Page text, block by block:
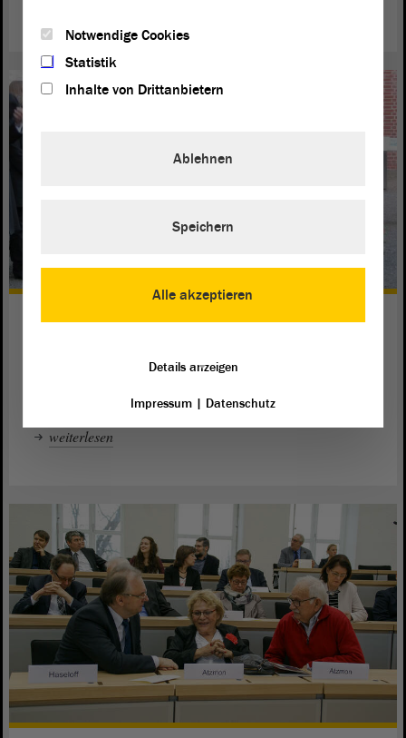
Holocaustgedenktag 2017 in Halle
„Roter Ochse“ und Franckesche Stiftungen: Orte des
Opfergedenkens fürLandtag undLandesregierung
weiterlesen
Notwendige Cookies
Statistik
Inhalte von Drittanbietern
Alle akzeptieren
Ablehnen
Speichern
Details anzeigen
Impressum| Datenschutz